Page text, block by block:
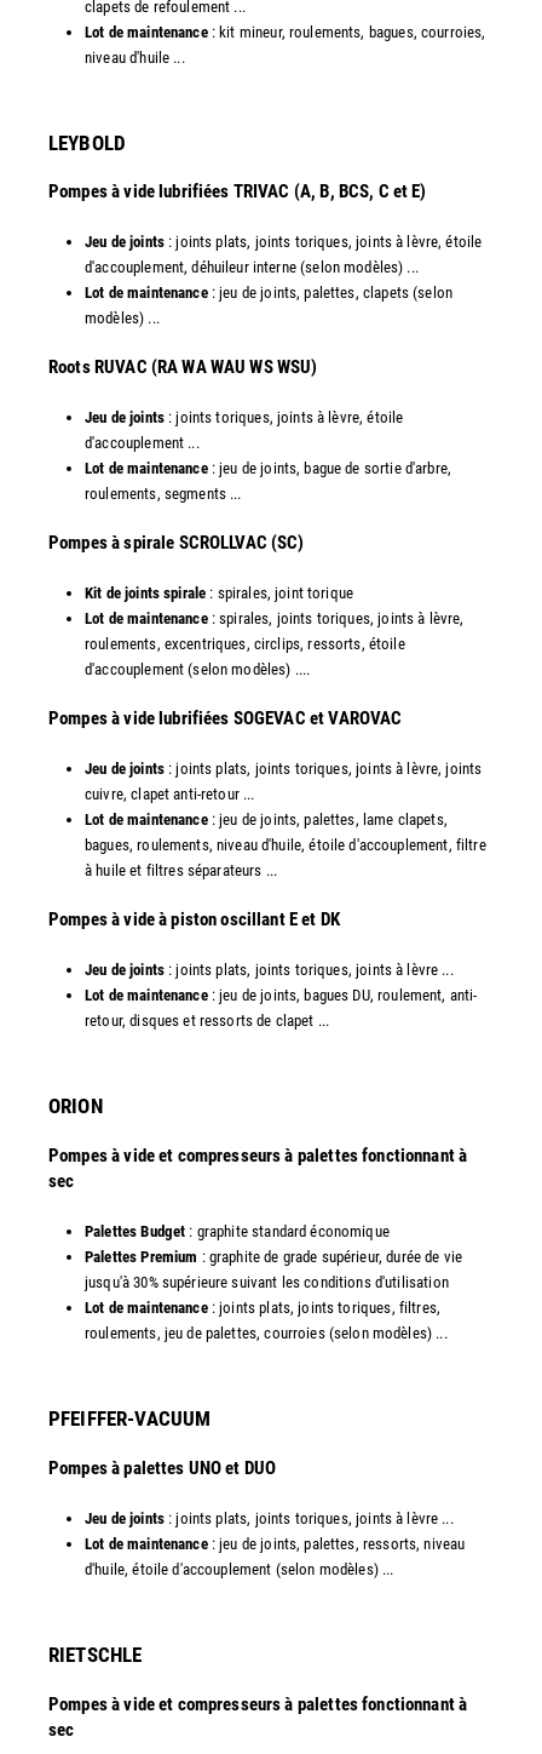
clapets de refoulement ...
Lot de maintenance: kit mineur, roulements, bagues, courroies,
niveau d'huile ...​
LEYBOLD
Pompes à vide lubrifiées TRIVAC (A, B, BCS, C et E)
Jeu de joints: joints plats, joints toriques, joints à lèvre, étoile
d'accouplement, déhuileur interne (selon modèles) ...
Lot de maintenance: jeu de joints, palettes, clapets (selon
modèles) ...
​Roots RUVAC (RA WA WAU WS WSU)
Jeu de joints: joints toriques, joints à lèvre, étoile
d'accouplement ...
Lot de maintenance : jeu de joints, bague de sortie d'arbre,
roulements, segments ...
​Pompes à spirale SCROLLVAC (SC)
Kit de joints spirale : spirales, joint torique
Lot de maintenance: spirales, joints toriques, joints à lèvre,
roulements, excentriques, circlips, ressorts, étoile
d'accouplement (selon modèles) ....
​Pompes à vide lubrifiées SOGEVAC et VAROVAC
Jeu de joints: joints plats, joints toriques, joints à lèvre, joints
cuivre, clapet anti-retour ...
Lot de maintenance: jeu de joints, palettes, lame clapets,
bagues, roulements, niveau d'huile, étoile d'accouplement, filtre
à huile et filtres séparateurs ...
​Pompes à vide à piston oscillant E et DK
Jeu de joints: joints plats, joints toriques, joints à lèvre ...
Lot de maintenance: jeu de joints, bagues DU, roulement, anti-
retour, disques et ressorts de clapet ...​
ORION
Pompes à vide et compresseurs à palettes fonctionnant à
sec
Palettes Budget : graphite standard économique
Palettes Premium : graphite de grade supérieur, durée de vie
jusqu'à 30% supérieure suivant les conditions d'utilisation
Lot de maintenance: joints plats, joints toriques, filtres,
roulements, jeu de palettes, courroies (selon modèles) ...​
PFEIFFER-VACUUM
Pompes à palettes UNO et DUO
Jeu de joints: joints plats, joints toriques, joints à lèvre ...
Lot de maintenance: jeu de joints, palettes, ressorts, niveau
d'huile, étoile d'accouplement (selon modèles) ...​​
RIETSCHLE
Pompes à vide et compresseurs à palettes fonctionnant à
sec